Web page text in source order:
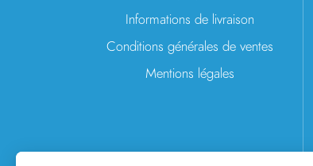
Informations de livraison
Conditions générales de ventes
Mentions légales